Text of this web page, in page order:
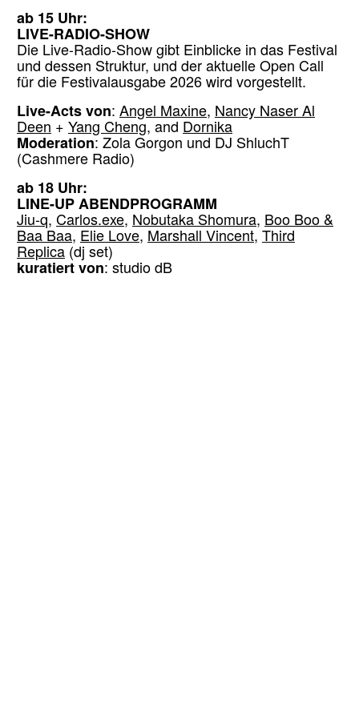
ab 15 Uhr:
LIVE-RADIO-SHOW
Die Live-Radio-Show gibt Einblicke in das Festival
und dessen Struktur, und der aktuelle Open Call
für die Festivalausgabe 2026 wird vorgestellt.
Live-Acts von: Angel Maxine, Nancy Naser Al
Deen + Yang Cheng, and Dornika
Moderation: Zola Gorgon und DJ ShluchT
(Cashmere Radio)
ab 18 Uhr:
LINE-UP ABENDPROGRAMM
Jiu-q, Carlos.exe, Nobutaka Shomura, Boo Boo &
Baa Baa, Elie Love, Marshall Vincent,
Third
Replica (dj set)
kuratiert von: studio dB